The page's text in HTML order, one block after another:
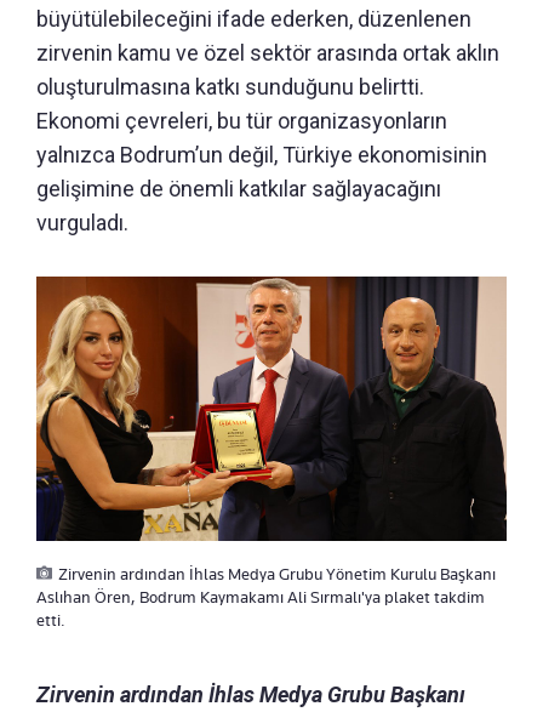
büyütülebileceğini ifade ederken, düzenlenen
zirvenin kamu ve özel sektör arasında ortak aklın
oluşturulmasına katkı sunduğunu belirtti.
Ekonomi çevreleri, bu tür organizasyonların
yalnızca Bodrum’un değil, Türkiye ekonomisinin
gelişimine de önemli katkılar sağlayacağını
vurguladı.
Zirvenin ardından İhlas Medya Grubu Yönetim Kurulu Başkanı
Aslıhan Ören, Bodrum Kaymakamı Ali Sırmalı'ya plaket takdim
etti.
Zirvenin ardından İhlas Medya Grubu Başkanı